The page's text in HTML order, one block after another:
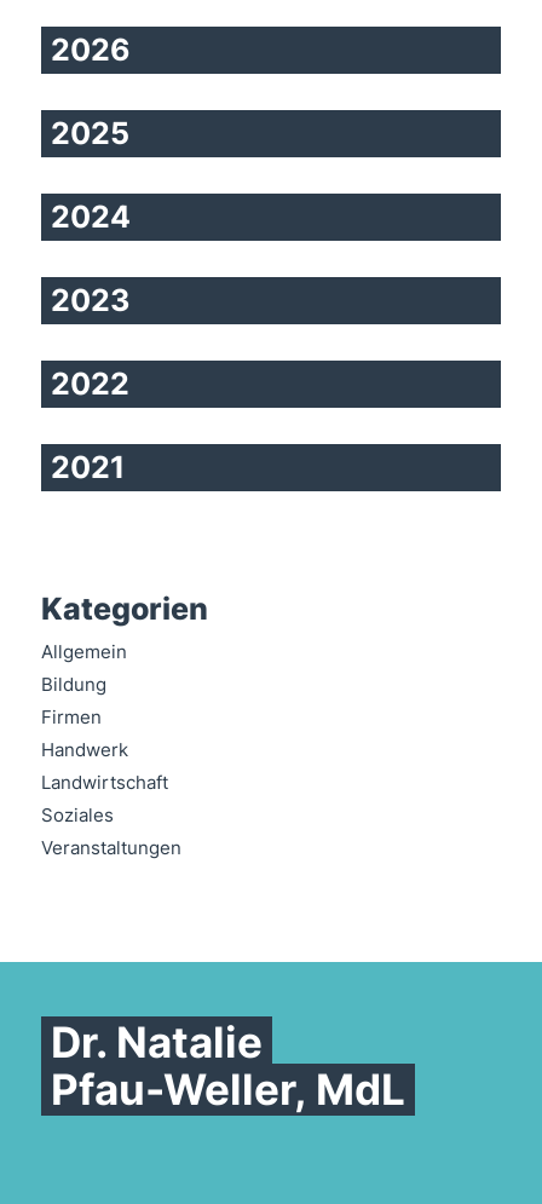
2026
2025
2024
2023
2022
2021
Kategorien
Allgemein
Bildung
Firmen
Handwerk
Landwirtschaft
Soziales
Veranstaltungen
Dr. Natalie
Pfau-Weller, MdL